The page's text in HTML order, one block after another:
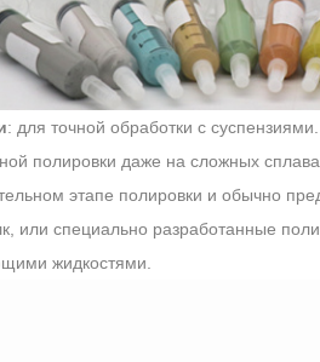
: для точной обработки с
полировки даже на сложных
этапе полировки и обычно
или специально разработанные
жидкостями.